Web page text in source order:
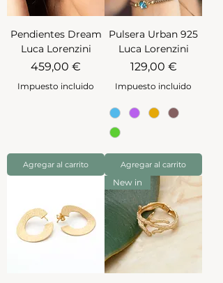
Pendientes Dream
Luca Lorenzini
Precio
459,00 €
Impuesto incluido
Agregar al carrito
Pulsera Urban 925
Luca Lorenzini
Precio
129,00 €
Impuesto incluido
Agregar al carrito
New in